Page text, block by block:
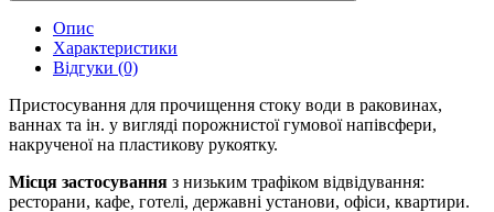
Опис
Характеристики
Відгуки (0)
Пристосування для прочищення стоку води в раковинах,
ваннах та ін. у вигляді порожнистої гумової напівсфери,
накрученої на пластикову рукоятку.
Місця застосування з низьким трафіком відвідування:
ресторани, кафе, готелі, державні установи, офіси, квартири.